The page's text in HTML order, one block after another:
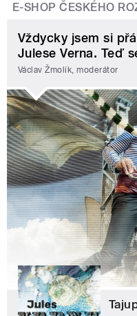
E-SHOP ČESKÉHO
Vždycky jsem si
Julese Verna. Teď
Václav Žmolík, moderátor